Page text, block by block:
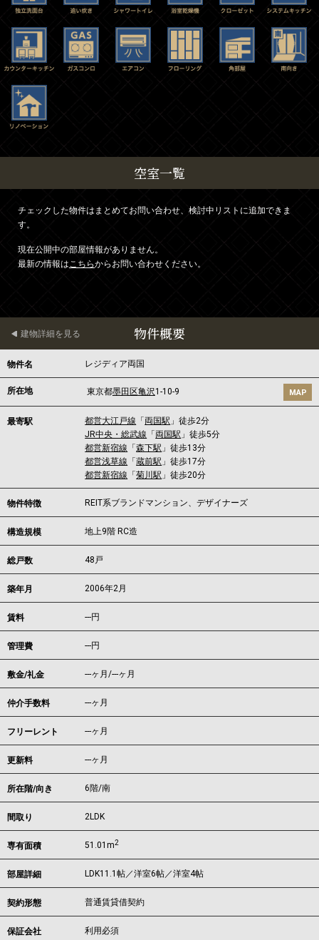
空室一覧
チェックした物件はまとめてお問い合わせ、検討中リストに追加できま
す。
現在公開中の部屋情報がありません。
最新の情報はこちらからお問い合わせください。
物件概要
建物詳細を見る
物件名 レジディア両国
所在地 東京都墨田区亀沢1-10-9 MAP
最寄駅 都営大江戸線 「両国駅 」徒歩2分
JR中央・総武線 「両国駅 」徒歩5分
都営新宿線 「森下駅 」徒歩13分
都営浅草線 「蔵前駅 」徒歩17分
都営新宿線 「菊川駅 」徒歩20分
物件特徴 REIT系ブランドマンション、デザイナーズ
構造規模 地上9階 RC造
総戸数 48戸
築年月 2006年2月
賃料 ---円
管理費 ---円
敷金/礼金 ---ヶ月/---ヶ月
仲介手数料 ---ヶ月
フリーレント ---ヶ月
更新料 ---ヶ月
所在階/向き 6階/南
間取り 2LDK
専有面積 51.01m2
部屋詳細 LDK11.1帖／洋室6帖／洋室4帖
契約形態 普通賃貸借契約
保証会社 利用必須